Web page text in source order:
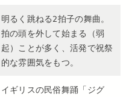
明るく跳ねる2拍子の舞曲。
拍の頭を外して始まる（弱
起）ことが多く、活発で祝祭
的な雰囲気をもつ。
イギリスの民俗舞踊「ジグ